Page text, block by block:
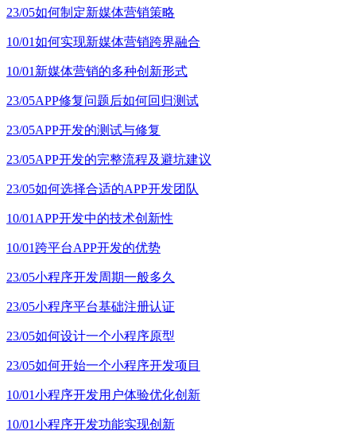
23/05如何制定新媒体营销策略
10/01如何实现新媒体营销跨界融合
10/01 新媒体营销的多种创新形式
23/05APP修复问题后如何回归测试
23/05APP开发的测试与修复
23/05APP开发的完整流程及避坑建议
23/05如何选择合适的APP开发团队
10/01 APP开发中的技术创新性
10/01 跨平台APP开发的优势
23/05小程序开发周期一般多久
23/05小程序平台基础注册认证
23/05如何设计一个小程序原型
23/05如何开始一个小程序开发项目
10/01小程序开发用户体验优化创新
10/01小程序开发功能实现创新